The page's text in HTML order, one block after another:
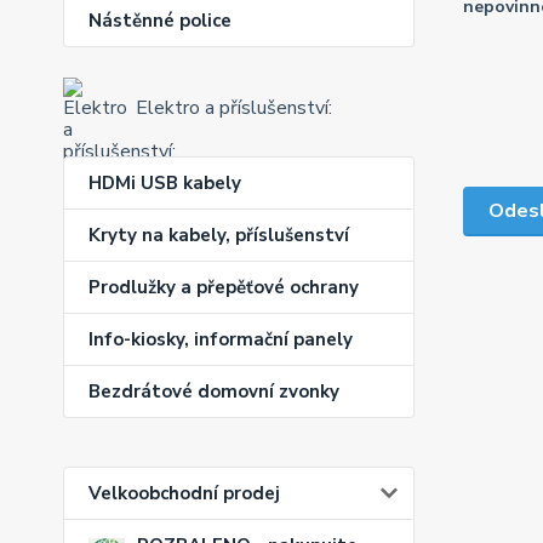
Nástěnné police
Elektro a příslušenství:
HDMi USB kabely
Kryty na kabely, příslušenství
Prodlužky a přepěťové ochrany
Info-kiosky, informační panely
Bezdrátové domovní zvonky
Velkoobchodní prodej